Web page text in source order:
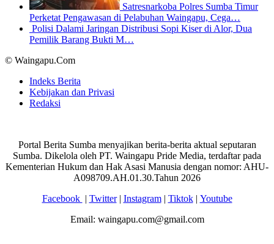
Satresnarkoba Polres Sumba Timur
Perketat Pengawasan di Pelabuhan Waingapu, Cega…
Polisi Dalami Jaringan Distribusi Sopi Kiser di Alor, Dua
Pemilik Barang Bukti M…
© Waingapu.Com
Indeks Berita
Kebijakan dan Privasi
Redaksi
Portal Berita Sumba menyajikan berita-berita aktual seputaran
Sumba. Dikelola oleh PT. Waingapu Pride Media, terdaftar pada
Kementerian Hukum dan Hak Asasi Manusia dengan nomor: AHU-
A098709.AH.01.30.Tahun 2026
Facebook | Twitter| Instagram| Tiktok| Youtube
Email: waingapu.com@gmail.com